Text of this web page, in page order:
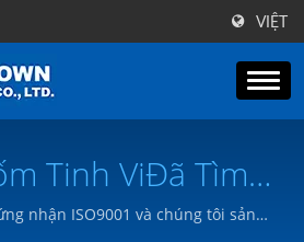
VIỆT
Tinh ViĐã Tìm
Năm Kinh
nhận ISO9001 và chúng tôi sản